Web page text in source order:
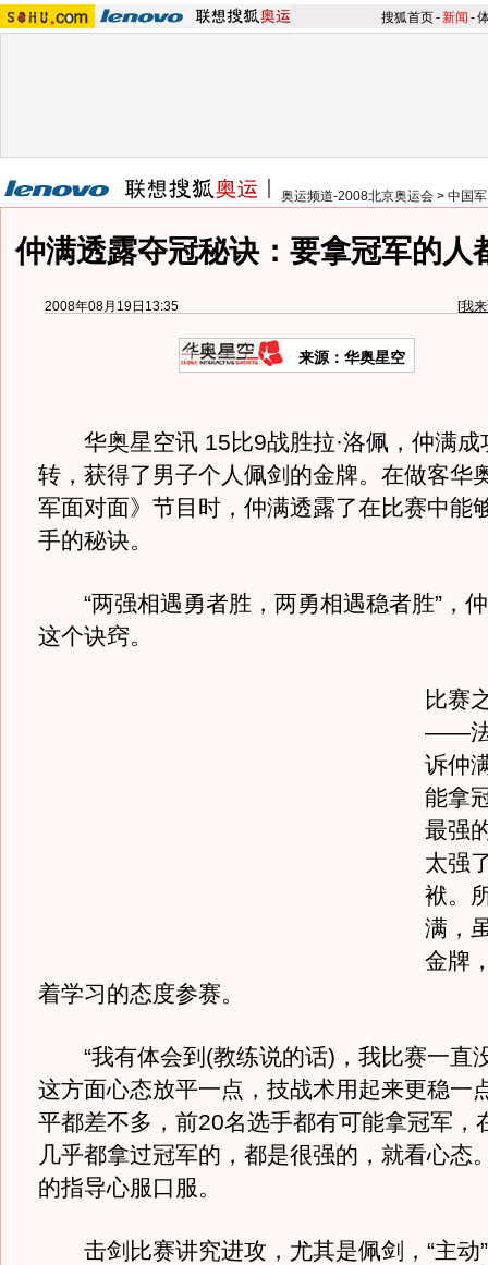
搜狐首页-新闻 -
奥运频道-2008北京奥运会 > 中国
仲满透露夺冠秘诀：要拿冠军的人
2008年08月19日13:35 [我
来源：华奥星空
华奥星空讯 15比9战胜拉·洛佩，仲满成
转，获得了男子个人佩剑的金牌。在做客华
军面对面》节目时，仲满透露了在比赛中能
手的秘诀。
“两强相遇勇者胜，两勇相遇稳者胜”，
这个诀窍。
比赛
——法
诉仲
能拿
最强
太强
袱。
满，
金牌
着学习的态度参赛。
“我有体会到(教练说的话)，我比赛一直
这方面心态放平一点，技战术用起来更稳一
平都差不多，前20名选手都有可能拿冠军，
几乎都拿过冠军的，都是很强的，就看心态
的指导心服口服。
击剑比赛讲究进攻，尤其是佩剑，“主动